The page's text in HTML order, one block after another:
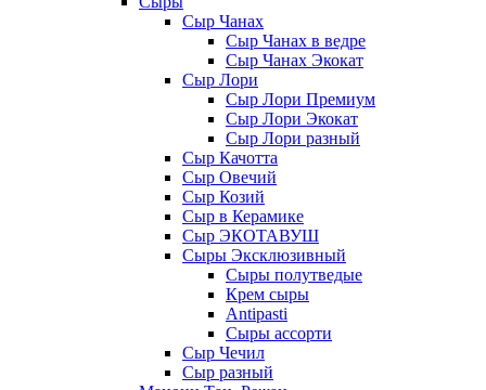
Сыр Чанах
Сыр Чанах в ведре
Сыр Чанах Экокат
Сыр Лори
Сыр Лори Премиум
Сыр Лори Экокат
Сыр Лори разный
Сыр Качотта
Сыр Овечий
Сыр Козий
Сыр в Керамике
Сыр ЭКОТАВУШ
Сыры Эксклюзивный
Сыры полутведые
Крем сыры
Antipasti
Сыры ассорти
Сыр Чечил
Сыр разный